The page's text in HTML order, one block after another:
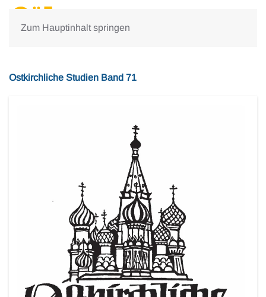
Zum Hauptinhalt springen
Ostkirchliche Studien Band 71